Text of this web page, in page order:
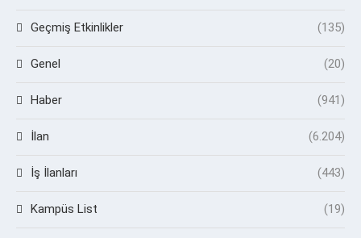
Geçmiş Etkinlikler (135)
Genel (20)
Haber (941)
İlan (6.204)
İş İlanları (443)
Kampüs List (19)